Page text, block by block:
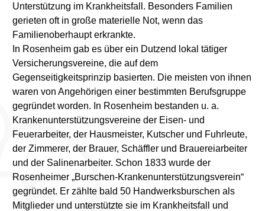
Unterstützung im Krankheitsfall. Besonders Familien
gerieten oft in große materielle Not, wenn das
Familienoberhaupt erkrankte.
In Rosenheim gab es über ein Dutzend lokal tätiger
Versicherungsvereine, die auf dem
Gegenseitigkeitsprinzip basierten. Die meisten von ihnen
waren von Angehörigen einer bestimmten Berufsgruppe
gegründet worden. In Rosenheim bestanden u. a.
Krankenunterstützungsvereine der Eisen- und
Feuerarbeiter, der Hausmeister, Kutscher und Fuhrleute,
der Zimmerer, der Brauer, Schäffler und Brauereiarbeiter
und der Salinenarbeiter. Schon 1833 wurde der
Rosenheimer „Burschen-Krankenunterstützungsverein“
gegründet. Er zählte bald 50 Handwerksburschen als
Mitglieder und unterstützte sie im Krankheitsfall und